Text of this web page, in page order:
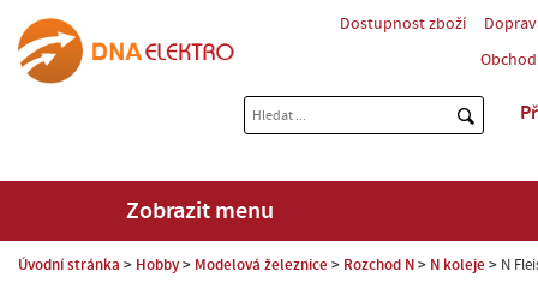
Dostupnost zboží
Zobrazit menu
Úvodní stránka Hobby Modelová železnice Rozchod N N koleje N